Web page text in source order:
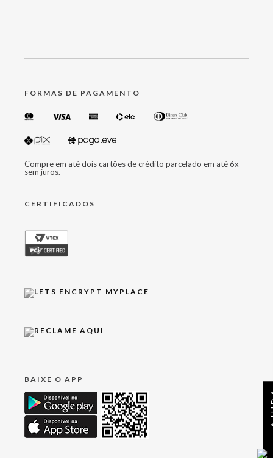
FORMAS DE PAGAMENTO
Compre em até dois cartões de crédito parcelado em até 6x
sem juros.
CERTIFICADOS
BAIXE O APP